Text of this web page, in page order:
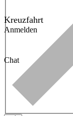
Kreuzfahrt
Anmelden
Chat